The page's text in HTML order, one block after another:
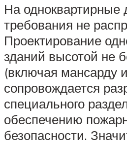
На одноквартирные
требования не
Проектирование
зданий высотой не
(включая мансарду
сопровождается
специального
обеспечению
безопасности.